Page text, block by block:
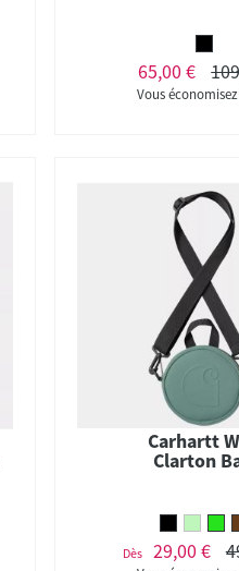
65,00 €
Vous
Carhartt
Clarton
Dès 29,00 €